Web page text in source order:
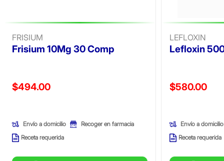
FRISIUM
Frisium 10Mg 30 Comp
Precio reducido de
$494.00
Envío a domicilio
Recoger en farmacia
Receta requerida
LEFLOXIN
Lefloxin
Precio
$580.00
Envío a domicilio
Receta requerida